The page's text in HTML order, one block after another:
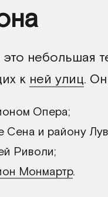
небольшая
к ней улиц.
Опера;
Сена и району
Риволи;
Монмартр.